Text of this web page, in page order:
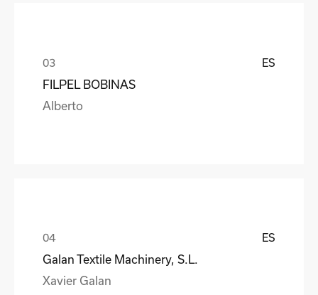
ES
FILPEL BOBINAS
Alberto
ES
Galan Textile Machinery, S.L.
Xavier Galan